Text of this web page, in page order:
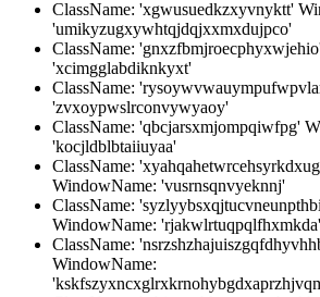
ClassName: 'xgwusuedkzxyvnyktt'
'umikyzugxywhtqjdqjxxmxdujpco'
ClassName:
'xcimgglabdiknkyxt'
ClassName:
'zvxoypwslrconvywyaoy'
ClassName: 'qbcjarsxmjompqiwfpg'
'kocjldblbtaiiuyaa'
ClassName:
WindowName: 'vusrnsqnvyeknnj'
ClassName:
WindowName: 'rjakwlrtuqpqlfhxmkda'
ClassName:
WindowName: